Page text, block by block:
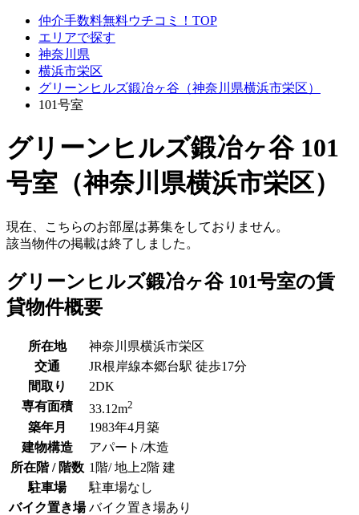
仲介手数料無料ウチコミ！TOP
エリアで探す
神奈川県
横浜市栄区
グリーンヒルズ鍛冶ヶ谷（神奈川県横浜市栄区）
101号室
グリーンヒルズ鍛冶ヶ谷 101
号室（神奈川県横浜市栄区）
現在、こちらのお部屋は募集をしておりません。
該当物件の掲載は終了しました。
グリーンヒルズ鍛冶ヶ谷 101号室の賃
貸物件概要
所在地
神奈川県横浜市栄区
交通
JR根岸線本郷台駅 徒歩17分
間取り
2DK
専有面積
33.12m2
築年月
1983年4月築
建物構造
アパート/木造
所在階 / 階数 1階/ 地上2階 建
駐車場
駐車場なし
バイク置き場 バイク置き場あり